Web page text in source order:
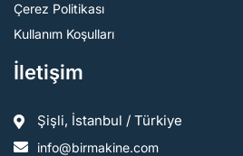
Çerez Politikası
Kullanım Koşulları
İletişim
Şişli, İstanbul / Türkiye
info@birmakine.com